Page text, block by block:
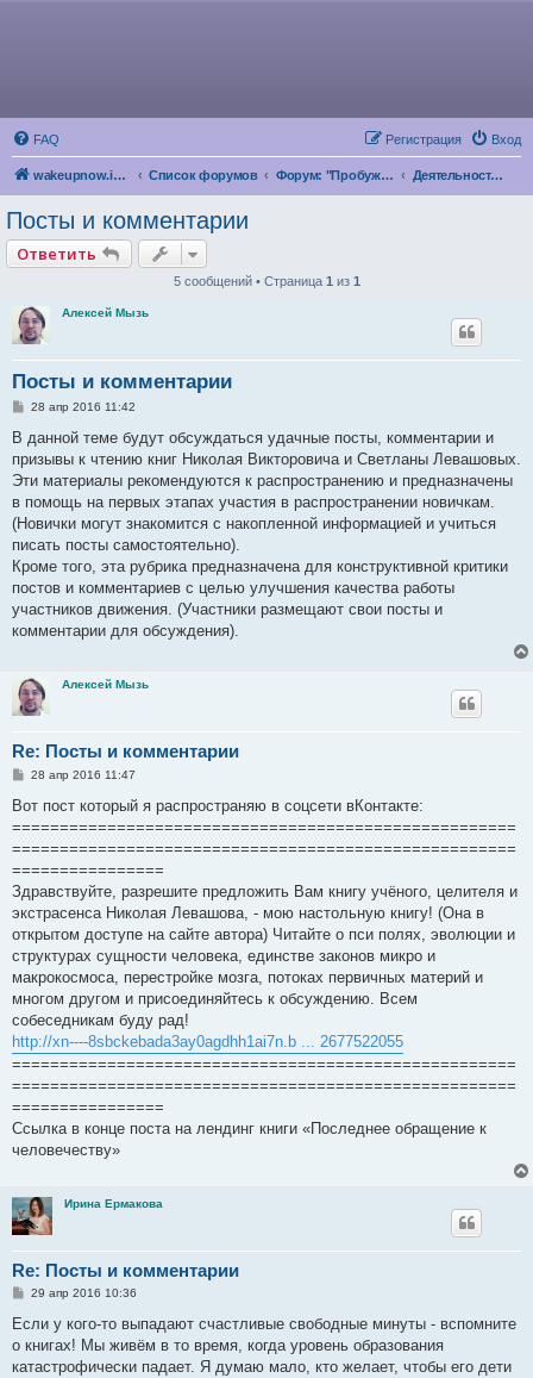
FAQ Вход
Регистрация
wakeupnow.info Список форумов Форум: "Пробуждение Разума" Деятельность по продвижению и развитию парадигмы Левашова
Посты и комментарии
Ответить
5 сообщений • Страница 1 из 1
Алексей Мызь
Посты и комментарии
С
о
б
щ
е
и
е
28 апр 2016 11:42
В данной теме будут обсуждаться удачные посты, комментарии и
призывы к чтению книг Николая Викторовича и Светланы Левашовых.
Эти материалы рекомендуются к распространению и предназначены
в помощь на первых этапах участия в распространении новичкам.
(Новички могут знакомится с накопленной информацией и учиться
писать посты самостоятельно).
Кроме того, эта рубрика предназначена для конструктивной критики
постов и комментариев с целью улучшения качества работы
участников движения. (Участники размещают свои посты и
комментарии для обсуждения).
Алексей Мызь
Re: Посты и комментарии
С
о
щ
е
и
е
28 апр 2016 11:47
Вот пост который я распространяю в соцсети вКонтакте:
=====================================================
=====================================================
================
Здравствуйте, разрешите предложить Вам книгу учёного, целителя и
экстрасенса Николая Левашова, - мою настольную книгу! (Она в
открытом доступе на сайте автора) Читайте о пси полях, эволюции и
структурах сущности человека, единстве законов микро и
макрокосмоса, перестройке мозга, потоках первичных материй и
многом другом и присоединяйтесь к обсуждению. Всем
собеседникам буду рад!
http://xn----8sbckebada3ay0agdhh1ai7n.b ... 2677522055
=====================================================
=====================================================
================
Ссылка в конце поста на лендинг книги «Последнее обращение к
человечеству»
Ирина Ермакова
Re: Посты и комментарии
С
о
щ
е
29 апр 2016 10:36
Если у кого-то выпадают счастливые свободные минуты - вспомните
о книгах! Мы живём в то время, когда уровень образования
катастрофически падает. Я думаю мало, кто желает, чтобы его дети